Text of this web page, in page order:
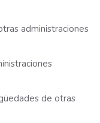
administraciones
de otras